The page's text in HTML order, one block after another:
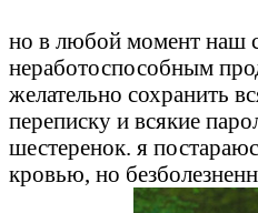
но в любой момент наш
неработоспособным
желательно сохранить
переписку и всякие
шестеренок. я
кровью, но